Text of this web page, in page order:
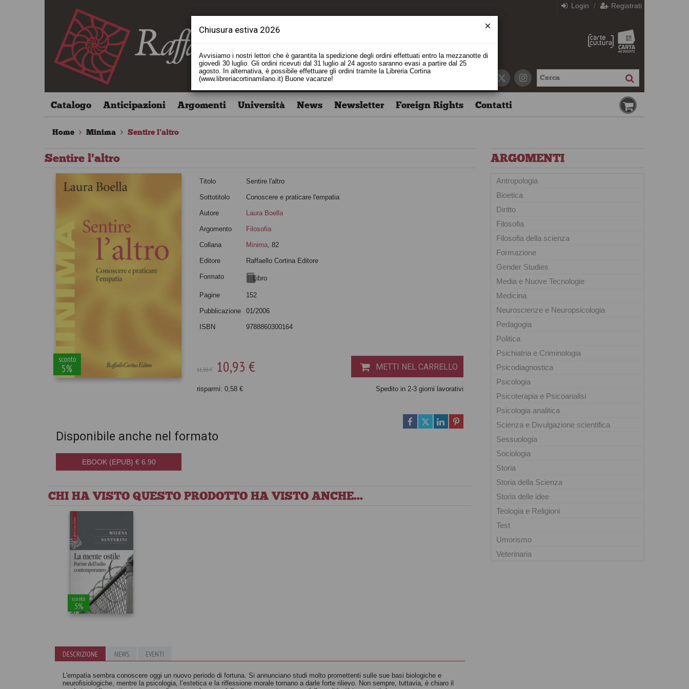
Login / Registrati
Catalogo Anticipazioni Argomenti Università News Newsletter Foreign Rights Contatti
Home Minima Sentire l'altro
Sentire l'altro
sconto
5%
Titolo Sentire l'altro
Sottotitolo Conoscere e praticare l'empatia
Autore Laura Boella
Argomento Filosofia
Collana Minima, 82
Editore Raffaello Cortina Editore
Formato Libro
Pagine 152
Pubblicazione 01/2006
ISBN 9788860300164
11,50 € 10,93 € METTI NEL CARRELLO
risparmi: 0,58 € Spedito in 2-3 giorni lavorativi
Disponibile anche nel formato
EBOOK (EPUB) € 6.90
CHI HA VISTO QUESTO PRODOTTO HA VISTO ANCHE...
sconto
5%
La mente ostile
DESCRIZIONE NEWS EVENTI
L'empatia sembra conoscere oggi un nuovo periodo di fortuna. Si annunciano studi molto promettenti sulle sue basi biologiche e
neurofisiologiche, mentre la psicologia, l’estetica e la riflessione morale tornano a darle forte rilievo. Non sempre, tuttavia, è chiaro il
ARGOMENTI
Antropologia
Bioetica
Diritto
Filosofia
Filosofia della scienza
Formazione
Gender Studies
Media e Nuove Tecnologie
Medicina
Neuroscienze e Neuropsicologia
Pedagogia
Politica
Psichiatria e Criminologia
Psicodiagnostica
Psicologia
Psicoterapia e Psicoanalisi
Psicologia analitica
Scienza e Divulgazione scientifica
Sessuologia
Sociologia
Storia
Storia della Scienza
Storia delle idee
Teologia e Religioni
Test
Umorismo
Veterinaria
Chiusura estiva 2026
Avvisiamo i nostri lettori che è garantita la spedizione degli ordini effettuati entro la mezzanotte di
giovedì 30 luglio. Gli ordini ricevuti dal 31 luglio al 24 agosto saranno evasi a partire dal 25
agosto. In alternativa, è possibile effettuare gli ordini tramite la Libreria Cortina
(www.libreriacortinamilano.it) Buone vacanze!